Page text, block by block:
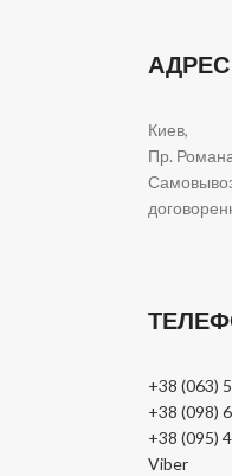
АДРЕС
Киев,
Пр.
+38 (063)
+38 (098)
+38 (095)
Viber